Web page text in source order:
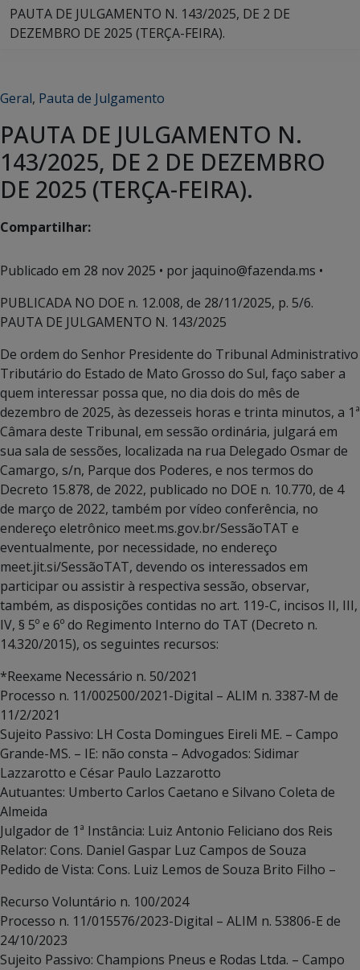
PAUTA DE JULGAMENTO N. 143/2025, DE 2 DE
DEZEMBRO DE 2025 (TERÇA-FEIRA).
Geral, Pauta de Julgamento
PAUTA DE JULGAMENTO N.
143/2025, DE 2 DE DEZEMBRO
DE 2025 (TERÇA-FEIRA).
Compartilhar:
Publicado em 28 nov 2025 • por jaquino@fazenda.ms •
PUBLICADA NO DOE n. 12.008, de 28/11/2025, p. 5/6.
PAUTA DE JULGAMENTO N. 143/2025
De ordem do Senhor Presidente do Tribunal Administrativo
Tributário do Estado de Mato Grosso do Sul, faço saber a
quem interessar possa que, no dia dois do mês de
dezembro de 2025, às dezesseis horas e trinta minutos, a 1ª
Câmara deste Tribunal, em sessão ordinária, julgará em
sua sala de sessões, localizada na rua Delegado Osmar de
Camargo, s/n, Parque dos Poderes, e nos termos do
Decreto 15.878, de 2022, publicado no DOE n. 10.770, de 4
de março de 2022, também por vídeo conferência, no
endereço eletrônico meet.ms.gov.br/SessãoTAT e
eventualmente, por necessidade, no endereço
meet.jit.si/SessãoTAT, devendo os interessados em
participar ou assistir à respectiva sessão, observar,
também, as disposições contidas no art. 119-C, incisos II, III,
IV, § 5º e 6º do Regimento Interno do TAT (Decreto n.
14.320/2015), os seguintes recursos:
*Reexame Necessário n. 50/2021
Processo n. 11/002500/2021-Digital – ALIM n. 3387-M de
11/2/2021
Sujeito Passivo: LH Costa Domingues Eireli ME. – Campo
Grande-MS. – IE: não consta – Advogados: Sidimar
Lazzarotto e César Paulo Lazzarotto
Autuantes: Umberto Carlos Caetano e Silvano Coleta de
Almeida
Julgador de 1ª Instância: Luiz Antonio Feliciano dos Reis
Relator: Cons. Daniel Gaspar Luz Campos de Souza
Pedido de Vista: Cons. Luiz Lemos de Souza Brito Filho –
Recurso Voluntário n. 100/2024
Processo n. 11/015576/2023-Digital – ALIM n. 53806-E de
24/10/2023
Sujeito Passivo: Champions Pneus e Rodas Ltda. – Campo